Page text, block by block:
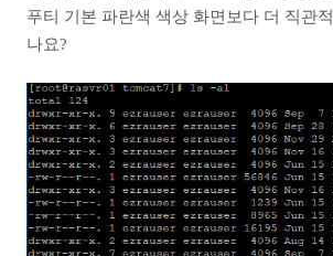
푸티 기본 파란색 색상 화면보다 더 직관
나요?